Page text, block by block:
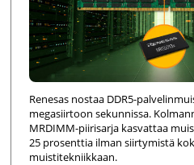
Renesas nostaa DDR5-
megasiirtoon sekunnissa.
MRDIMM-piirisarja kasvattaa
25 prosenttia ilman siirtymistä
muistitekniikkaan.